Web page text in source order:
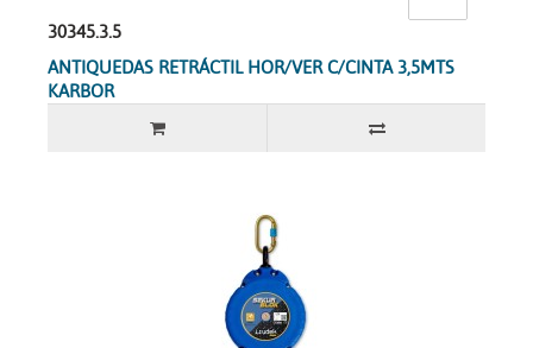
30345.3.5
ANTIQUEDAS RETRÁCTIL HOR/VER C/CINTA 3,5MTS
KARBOR